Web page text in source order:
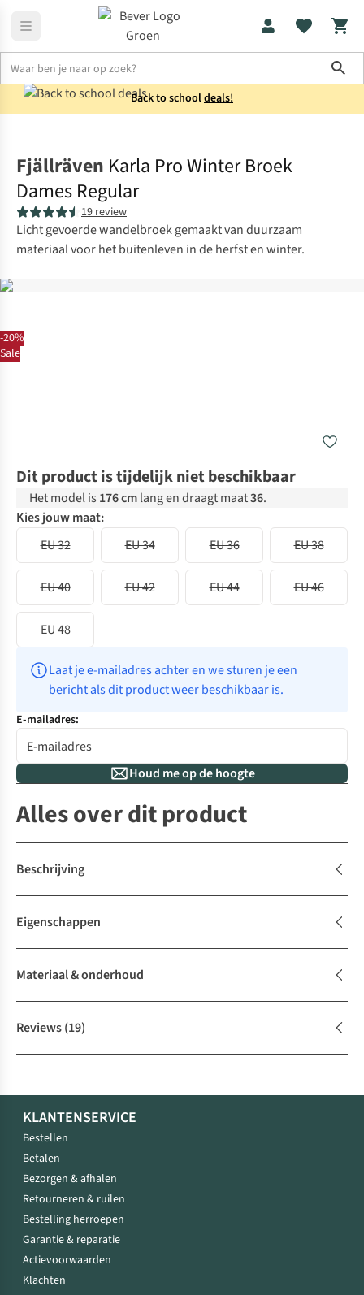
Back to schooldeals!
-20%
Sale
Fjällräven Karla Pro Winter Broek
Dames Regular
19 review
Licht gevoerde wandelbroek gemaakt van duurzaam
materiaal voor het buitenleven in de herfst en winter.
Dit product is tijdelijk niet beschikbaar
Het model is 176 cmlang en draagt maat36.
Kies jouw maat:
EU 32
EU 34 EU 36 EU 38
EU 40 EU 42 EU 44 EU 46
EU 48
Laat je e-mailadres achter en we sturen je een
bericht als dit product weer beschikbaar is.
E-mailadres:
Houd me op de hoogte
Alles over dit product
Beschrijving
Eigenschappen
Materiaal & onderhoud
Reviews(19)
KLANTENSERVICE
Bestellen
Betalen
Bezorgen & afhalen
Retourneren & ruilen
Bestelling herroepen
Garantie & reparatie
Actievoorwaarden
Klachten